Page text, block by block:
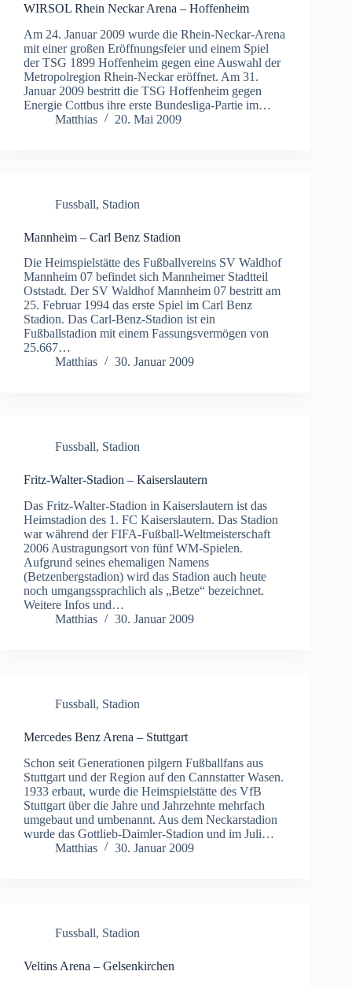
WIRSOL Rhein Neckar Arena – Hoffenheim
Am 24. Januar 2009 wurde die Rhein-Neckar-Arena
mit einer großen Eröffnungsfeier und einem Spiel
der TSG 1899 Hoffenheim gegen eine Auswahl der
Metropolregion Rhein-Neckar eröffnet. Am 31.
Januar 2009 bestritt die TSG Hoffenheim gegen
Energie Cottbus ihre erste Bundesliga-Partie im…
Matthias
20. Mai 2009
Fussball, Stadion
Mannheim – Carl Benz Stadion
Die Heimspielstätte des Fußballvereins SV Waldhof
Mannheim 07 befindet sich Mannheimer Stadtteil
Oststadt. Der SV Waldhof Mannheim 07 bestritt am
25. Februar 1994 das erste Spiel im Carl Benz
Stadion. Das Carl-Benz-Stadion ist ein
Fußballstadion mit einem Fassungsvermögen von
25.667…
Matthias
30. Januar 2009
Fussball, Stadion
Fritz-Walter-Stadion – Kaiserslautern
Das Fritz-Walter-Stadion in Kaiserslautern ist das
Heimstadion des 1. FC Kaiserslautern. Das Stadion
war während der FIFA-Fußball-Weltmeisterschaft
2006 Austragungsort von fünf WM-Spielen.
Aufgrund seines ehemaligen Namens
(Betzenbergstadion) wird das Stadion auch heute
noch umgangssprachlich als „Betze“ bezeichnet.
Weitere Infos und…
Matthias
30. Januar 2009
Fussball, Stadion
Mercedes Benz Arena – Stuttgart
Schon seit Generationen pilgern Fußballfans aus
Stuttgart und der Region auf den Cannstatter Wasen.
1933 erbaut, wurde die Heimspielstätte des VfB
Stuttgart über die Jahre und Jahrzehnte mehrfach
umgebaut und umbenannt. Aus dem Neckarstadion
wurde das Gottlieb-Daimler-Stadion und im Juli…
Matthias
30. Januar 2009
Fussball, Stadion
Veltins Arena – Gelsenkirchen